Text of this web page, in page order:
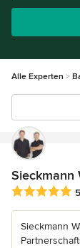
Alle Experten
Sieckmann
Sieckmann